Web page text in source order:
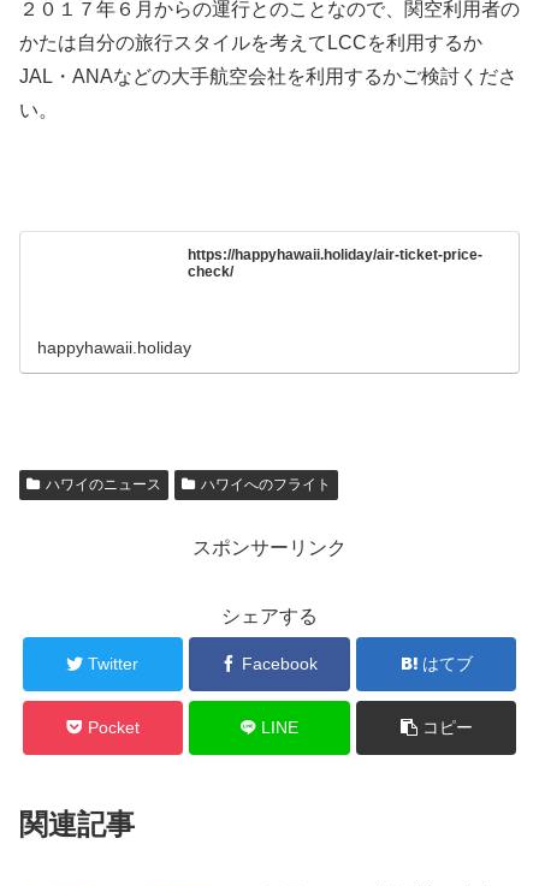
２０１７年６月からの運行とのことなので、関空利用者の
かたは自分の旅行スタイルを考えてLCCを利用するか
JAL・ANAなどの大手航空会社を利用するかご検討くださ
い。
https://happyhawaii.holiday/air-ticket-price-
check/
happyhawaii.holiday
ハワイのニュース ハワイへのフライト
スポンサーリンク
シェアする
Twitter Facebook はてブ
Pocket LINE コピー
関連記事